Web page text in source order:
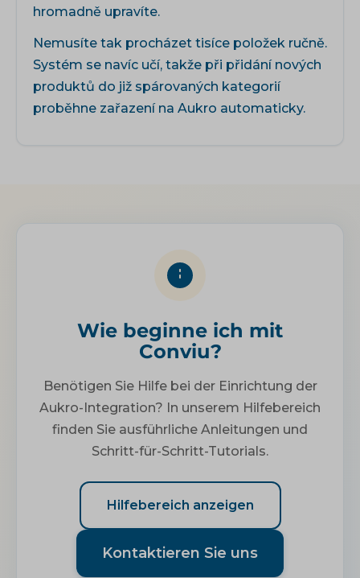
hromadně upravíte.
Nemusíte tak procházet tisíce položek ručně.
Systém se navíc učí, takže při přidání nových
produktů do již spárovaných kategorií
proběhne zařazení na Aukro automaticky.
Wie beginne ich mit
Conviu?
Benötigen Sie Hilfe bei der Einrichtung der
Aukro-Integration? In unserem Hilfebereich
finden Sie ausführliche Anleitungen und
Schritt-für-Schritt-Tutorials.
Hilfebereich anzeigen
Kontaktieren Sie uns